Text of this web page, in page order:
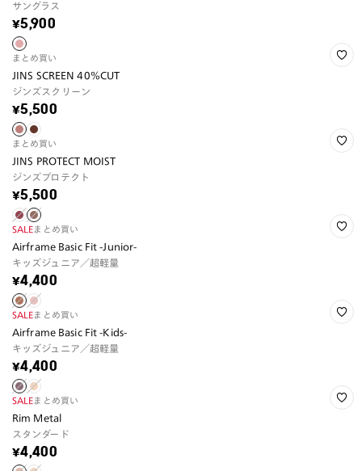
サングラス
¥5,900
まとめ買い
JINS SCREEN 40%CUT
ジンズスクリーン
¥5,500
まとめ買い
JINS PROTECT MOIST
ジンズプロテクト
¥5,500
SALEまとめ買い
Airframe Basic Fit -Junior-
キッズジュニア／超軽量
¥4,400
SALEまとめ買い
Airframe Basic Fit -Kids-
キッズジュニア／超軽量
¥4,400
SALEまとめ買い
Rim Metal
スタンダード
¥4,400